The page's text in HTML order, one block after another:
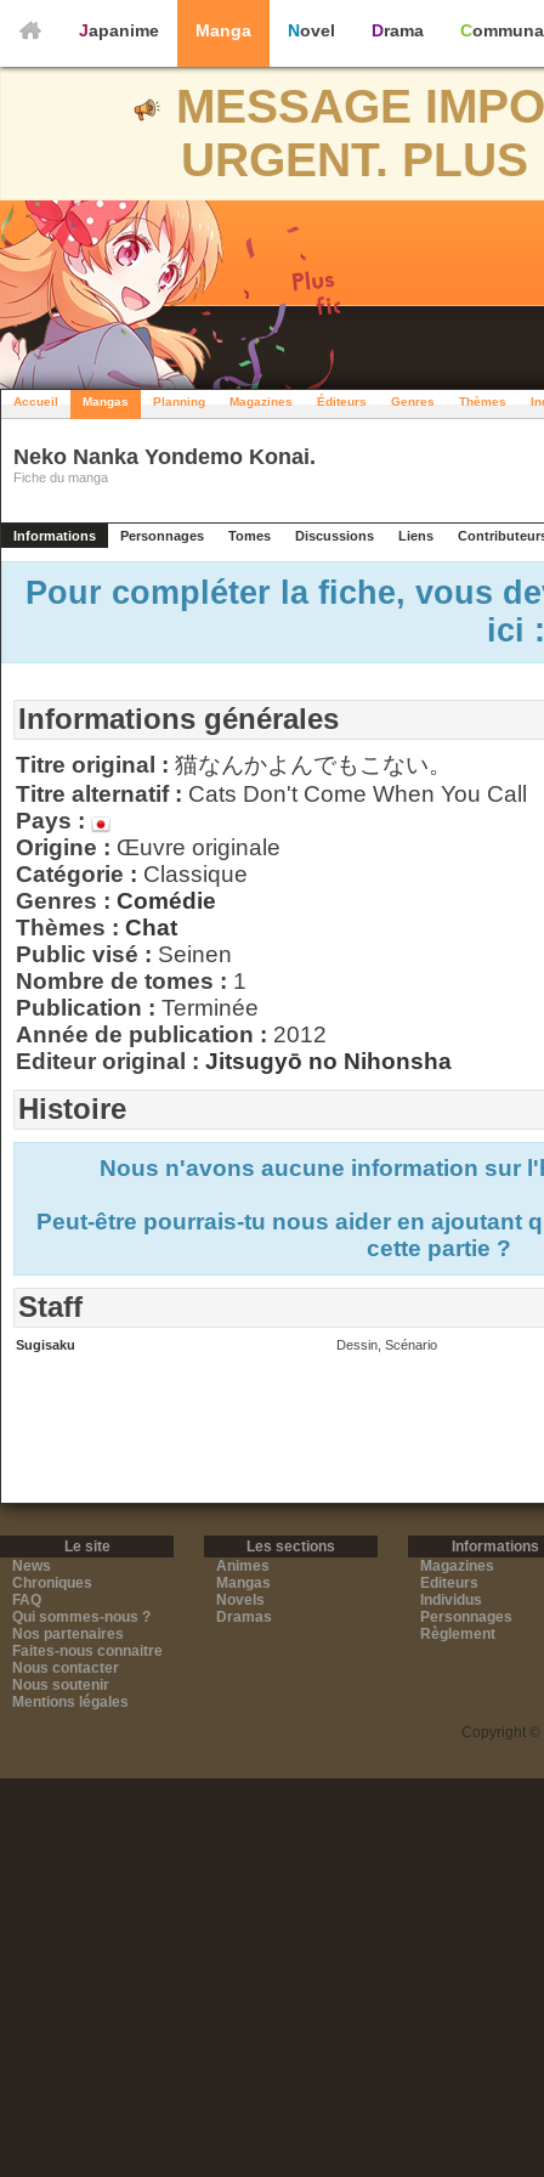
Japanime Manga Novel Drama
MESSAGE
URGENT.
Accueil Mangas Planning Magazines Éditeurs Genres Thèmes
Neko Nanka Yondemo Konai.
Fiche du manga
Informations Personnages Tomes Discussions Liens
Pour compléter la fiche, vous
ici
Informations générales
Titre original : 猫なんかよんでもこない。
Titre alternatif : Cats Don't Come When You Call
Pays :
Origine : Œuvre originale
Catégorie : Classique
Genres : Comédie
Thèmes : Chat
Public visé : Seinen
Nombre de tomes : 1
Publication : Terminée
Année de publication : 2012
Editeur original : Jitsugyō no Nihonsha
Histoire
Nous n'avons aucune information sur
Peut-être pourrais-tu nous aider en ajoutant
cette partie ?
Staff
Sugisaku Dessin, Scénario
Le site
News
Chroniques
FAQ
Qui sommes-nous ?
Nos partenaires
Faites-nous connaitre
Nous contacter
Nous soutenir
Mentions légales
Les sections
Animes
Mangas
Novels
Dramas
Informations
Magazines
Editeurs
Individus
Personnages
Règlement
Copyright ©